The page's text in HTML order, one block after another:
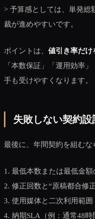
> 予算感としては、単発総
裁が進めやすいです。
ポイントは、 値引き率だけ
「本数保証」「運用効率
手も受けやすくなります。
失敗しない契約
最後に、年間契約を組むな
1. 最低本数または最低金額
2. 修正回数と“原稿都合修
3. 使用媒体と二次利用範囲
4. 納期SLA（例：通常48時